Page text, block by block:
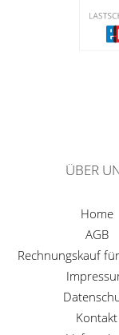
ÜBER
Home
AGB
Rechnungskauf
Kontakt